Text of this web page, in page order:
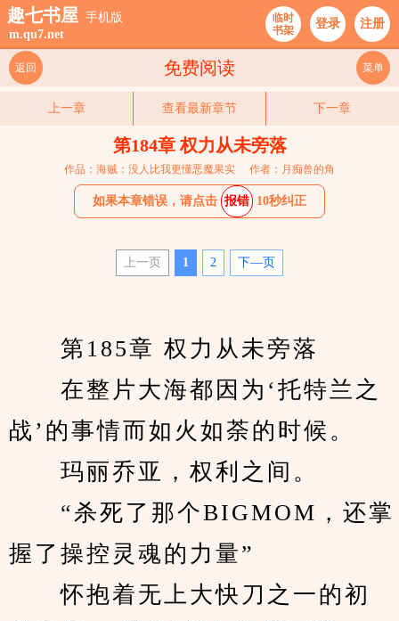
趣七书屋 手机版
m.qu7.net
临时
书架
登录 注册
免费阅读
返回 菜单
上一章 查看最新章节 下一章
第184章 权力从未旁落
作品：海贼：没人比我更懂恶魔果实 作者：月痴兽的角
如果本章错误，请点击 报错 10秒纠正
上一页 1 2 下—页
第185章 权力从未旁落
在整片大海都因为‘托特兰之
战’的事情而如火如荼的时候。
玛丽乔亚，权利之间。
“杀死了那个BIGMOM，还掌
握了操控灵魂的力量”
怀抱着无上大快刀之一的初